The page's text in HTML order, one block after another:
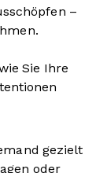
–
Sie Ihre
gezielt
oder